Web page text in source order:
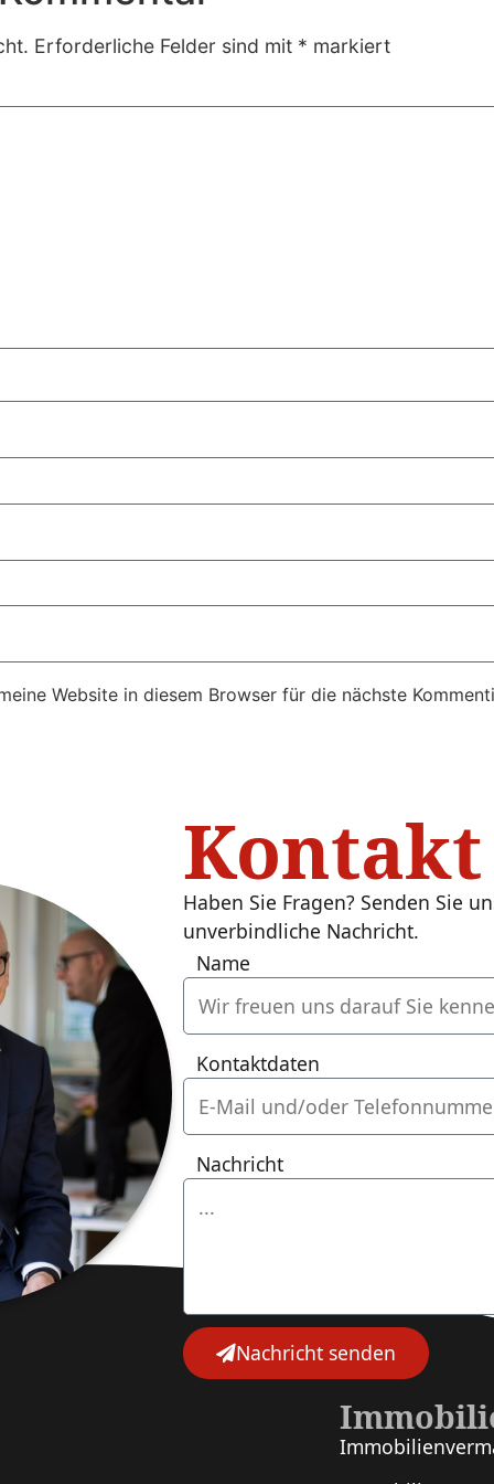
Erforderliche Felder sind mit * markiert
Website in diesem Browser für die nächste
Kontakt
Haben Sie Fragen? Senden Sie
unverbindliche Nachricht.
Name
Kontaktdaten
Nachricht
Nachricht senden